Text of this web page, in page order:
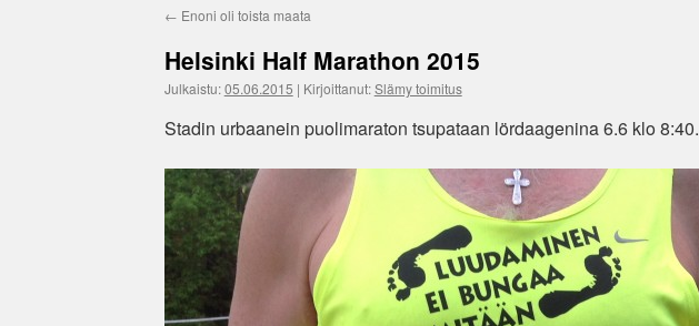
← Enoni oli toista maata
Helsinki Half Marathon 2015
Julkaistu:05.06.2015 | Kirjoittanut:Slämy toimitus
Stadin urbaanein puolimaraton tsupataan lördaagenina 6.6 klo 8:40.